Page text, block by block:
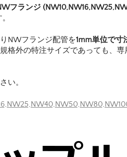
フランジ
NWフランジ配管を1mm単位で寸
格外の特注サイズであっても、
い。